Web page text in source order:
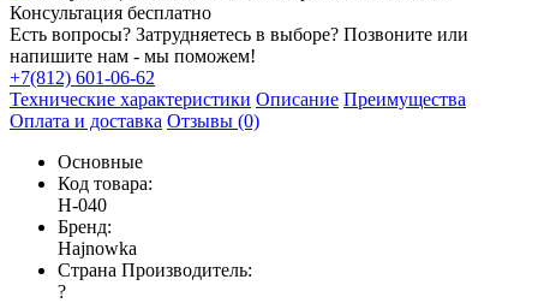
Консультация бесплатно
Есть вопросы? Затрудняетесь в выборе? Позвоните или
напишите нам - мы поможем!
+7(812) 601-06-62
Технические характеристики Описание Преимущества
Оплата и доставка Отзывы (0)
Основные
Код товара:
H-040
Бренд:
Hajnowka
Страна Производитель:
?